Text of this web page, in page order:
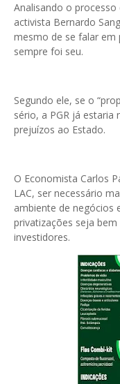
Analisando o
activista Bernardo
mesmo de se falar em
sempre foi seu.
Segundo ele, se o
sério, a PGR já estaria
prejuízos ao Estado.
O Economista Carlos
LAC, ser necessário
ambiente de negócios
privatizações seja
investidores.